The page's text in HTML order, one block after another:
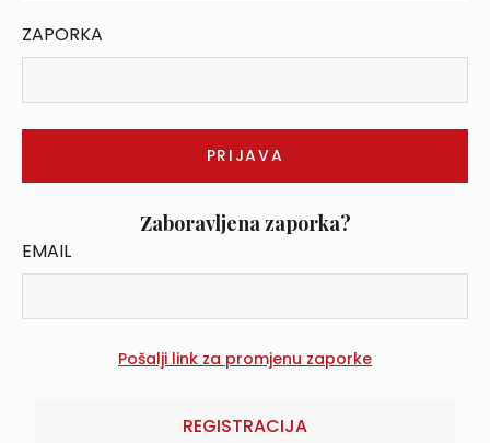
ZAPORKA
Zaboravljena zaporka?
EMAIL
REGISTRACIJA